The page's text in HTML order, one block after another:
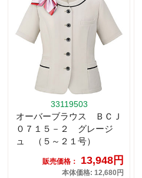
33119503
オーバーブラウス ＢＣＪ
０７１５－２ グレージ
ュ （５～２１号）
販売価格： 13,948円
本体価格: 12,680円